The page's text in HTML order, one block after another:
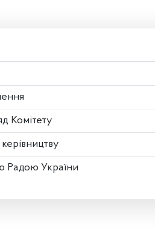
Комітету
Радою України